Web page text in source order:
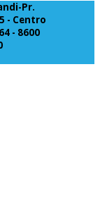
Pr.
- Centro
- 8600